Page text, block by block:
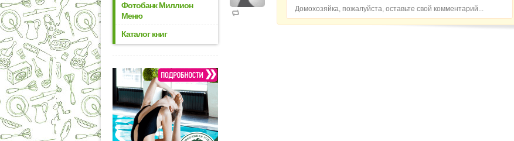
Фотобанк Миллион
Меню
Каталог книг
Домохозяйка, пожалуйста, оставьте свой комментарий...